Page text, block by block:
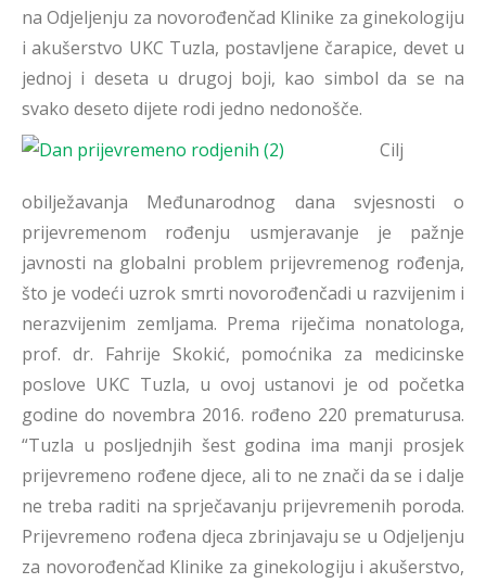
na Odjeljenju za novorođenčad Klinike za ginekologiju
i akušerstvo UKC Tuzla, postavljene čarapice, devet u
jednoj i deseta u drugoj boji, kao simbol da se na
svako deseto dijete rodi jedno nedonošče.
Cilj
obilježavanja Međunarodnog dana svjesnosti o
prijevremenom rođenju usmjeravanje je pažnje
javnosti na globalni problem prijevremenog rođenja,
što je vodeći uzrok smrti novorođenčadi u razvijenim i
nerazvijenim zemljama. Prema riječima nonatologa,
prof. dr. Fahrije Skokić, pomoćnika za medicinske
poslove UKC Tuzla, u ovoj ustanovi je od početka
godine do novembra 2016. rođeno 220 prematurusa.
“Tuzla u posljednjih šest godina ima manji prosjek
prijevremeno rođene djece, ali to ne znači da se i dalje
ne treba raditi na sprječavanju prijevremenih poroda.
Prijevremeno rođena djeca zbrinjavaju se u Odjeljenju
za novorođenčad Klinike za ginekologiju i akušerstvo,